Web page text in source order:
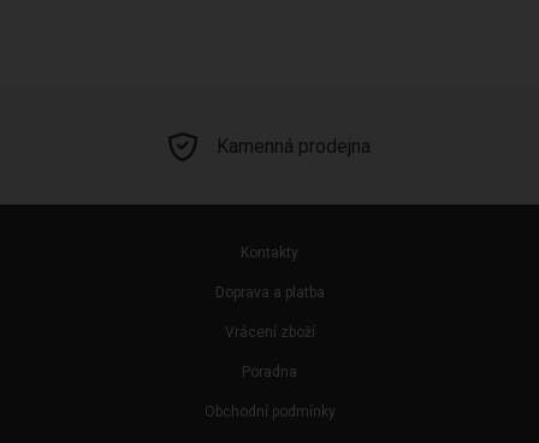
Kamenná prodejna
Kontakty
Doprava a platba
Vrácení zboží
Poradna
Obchodní podmínky